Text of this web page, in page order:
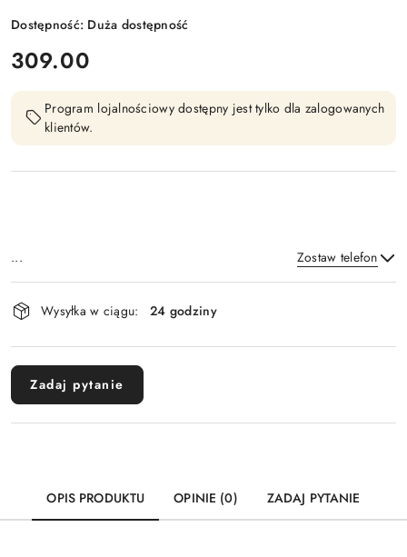
Dostępność: Duża dostępność
cena:
309.00
Program lojalnościowy dostępny jest tylko dla zalogowanych
klientów.
... Zostaw telefon
Dostępność
i
dostawa
Wysyłka w ciągu: 24 godziny
Zadaj pytanie
OPIS PRODUKTU OPINIE (0) ZADAJ PYTANIE